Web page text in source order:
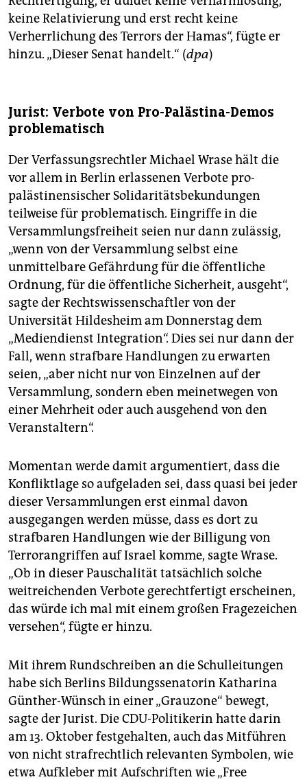
keine Relativierung und erst recht keine
Verherrlichung des Terrors der Hamas“, fügte er
hinzu. „Dieser Senat handelt.“ (dpa)
Jurist: Verbote von Pro-Palästina-Demos
problematisch
Der Verfassungsrechtler Michael Wrase hält die
vor allem in Berlin erlassenen Verbote pro-
palästinensischer Solidaritätsbekundungen
teilweise für problematisch. Eingriffe in die
Versammlungsfreiheit seien nur dann zulässig,
„wenn von der Versammlung selbst eine
unmittelbare Gefährdung für die öffentliche
Ordnung, für die öffentliche Sicherheit, ausgeht“,
sagte der Rechtswissenschaftler von der
Universität Hildesheim am Donnerstag dem
„Mediendienst Integration“. Dies sei nur dann der
Fall, wenn strafbare Handlungen zu erwarten
seien, „aber nicht nur von Einzelnen auf der
Versammlung, sondern eben meinetwegen von
einer Mehrheit oder auch ausgehend von den
Veranstaltern“.
Momentan werde damit argumentiert, dass die
Konfliktlage so aufgeladen sei, dass quasi bei jeder
dieser Versammlungen erst einmal davon
ausgegangen werden müsse, dass es dort zu
strafbaren Handlungen wie der Billigung von
Terrorangriffen auf Israel komme, sagte Wrase.
„Ob in dieser Pauschalität tatsächlich solche
weitreichenden Verbote gerechtfertigt erscheinen,
das würde ich mal mit einem großen Fragezeichen
versehen“, fügte er hinzu.
Mit ihrem Rundschreiben an die Schulleitungen
habe sich Berlins Bildungssenatorin Katharina
Günther-Wünsch in einer „Grauzone“ bewegt,
sagte der Jurist. Die CDU-Politikerin hatte darin
am 13. Oktober festgehalten, auch das Mitführen
von nicht strafrechtlich relevanten Symbolen, wie
etwa Aufkleber mit Aufschriften wie „Free